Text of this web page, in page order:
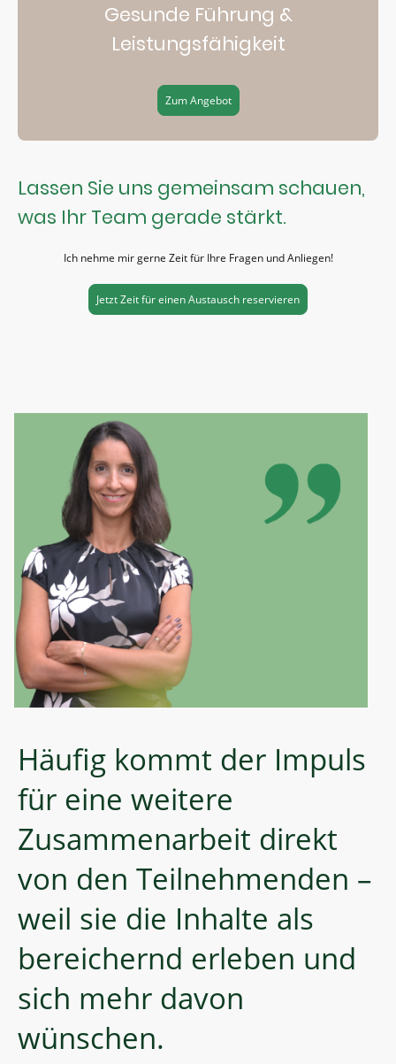
Gesunde Führung &
Leistungsfähigkeit
Zum Angebot
Lassen Sie uns gemeinsam schauen,
was Ihr Team gerade stärkt.
Ich nehme mir gerne Zeit für Ihre Fragen und Anliegen!
Jetzt Zeit für einen Austausch reservieren
Häufig kommt der Impuls
für eine weitere
Zusammenarbeit direkt
von den Teilnehmenden –
weil sie die Inhalte als
bereichernd erleben und
sich mehr davon
wünschen.